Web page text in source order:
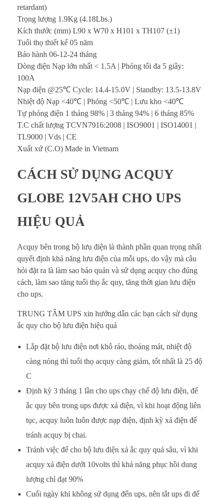
s
a
p
c
retardant)
Trọng lượng 1.9Kg (4.18Lbs.)
Kích thước (mm) L90 x W70 x H101 x TH107 (±1)
Tuổi thọ thiết kế 05 năm
Bảo hành 06-12-24 tháng
Dòng điện Nạp lớn nhất < 1.5A | Phóng tối đa 5 giây:
100A
Nạp điện @25℃ Cycle: 14.4-15.0V | Standby: 13.5-13.8V
Nhiệt độ Nạp <40℃ | Phóng <50℃ | Lưu kho <40℃
Tự phóng điện 1 tháng 98% | 3 tháng 94% | 6 tháng 85%
T.C chất lượng TCVN7916:2008 | ISO9001 | ISO14001 |
TL9000 | Vds | CE
Xuất xứ (C.O) Made in Vietnam
CÁCH SỬ DỤNG ACQUY
GLOBE 12V5AH CHO UPS
HIỆU QUẢ
Acquy bên trong bộ lưu điện là thành phần quan trọng nhất
quyết định khả năng lưu điện của mỗi ups, do vậy mà câu
hỏi đặt ra là làm sao bảo quản và sử dụng acquy cho đúng
cách, làm sao tăng tuổi thọ ắc quy, tăng thời gian lưu điện
cho ups.
TRUNG TÂM UPS xin hướng dẫn các bạn cách sử dụng
ắc quy cho bộ lưu điện hiệu quả
Lắp đặt bộ lưu điện nơi khô ráo, thoáng mát, nhiệt độ
càng nóng thì tuổi thọ acquy càng giảm, tốt nhất là 25 độ
C
Định kỳ 3 tháng 1 lần cho ups chạy chế độ lưu điện, để
ắc quy bên trong ups được xả điện, vì khi hoạt động liên
tục, acquy luôn luôn được nạp điện, định kỳ xả điện để
tránh acquy bị chai.
Tránh việc để cho bộ lưu điện xả ắc quy quá sâu, vì khi
acquy xả điện dưới 10volts thì khả năng phục hồi dung
lượng chỉ đạt 90%
Cuối ngày khi không sử dụng đến ups, nên tắt ups đi để